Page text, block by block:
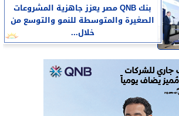
بنك QNB مصر يعزز جاهزية المشروعات
الصغيرة والمتوسطة للنمو والتوسع من
خلال...